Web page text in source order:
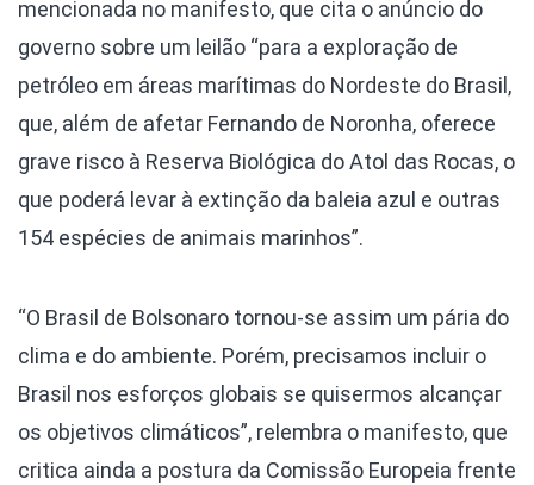
mencionada no manifesto, que cita o anúncio do
governo sobre um leilão “para a exploração de
petróleo em áreas marítimas do Nordeste do Brasil,
que, além de afetar Fernando de Noronha, oferece
grave risco à Reserva Biológica do Atol das Rocas, o
que poderá levar à extinção da baleia azul e outras
154 espécies de animais marinhos”.
“O Brasil de Bolsonaro tornou-se assim um pária do
clima e do ambiente. Porém, precisamos incluir o
Brasil nos esforços globais se quisermos alcançar
os objetivos climáticos”, relembra o manifesto, que
critica ainda a postura da Comissão Europeia frente